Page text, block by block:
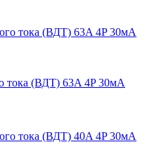
тока (ВДТ) 63A 4P 30мА